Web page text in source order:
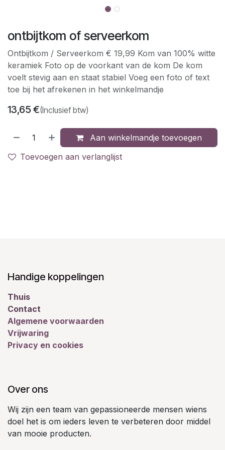
ontbijtkom of serveerkom
Ontbijtkom / Serveerkom € 19,99 Kom van 100% witte
keramiek Foto op de voorkant van de kom De kom
voelt stevig aan en staat stabiel Voeg een foto of text
toe bij het afrekenen in het winkelmandje
13,65 €(Inclusief btw)
Aan winkelmandje toevoegen
Toevoegen aan verlanglijst
Handige koppelingen
Thuis
Contact
Algemene voorwaarden
Vrijwaring
Privacy en cookies
Over ons
Wij zijn een team van gepassioneerde mensen wiens
doel het is om ieders leven te verbeteren door middel
van mooie producten.